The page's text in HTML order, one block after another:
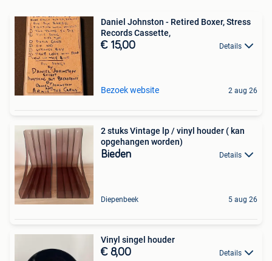
Daniel Johnston - Retired Boxer, Stress
Records Cassette,
€ 15,00 Details
Bezoek website 2 aug 26
2 stuks Vintage lp / vinyl houder ( kan
opgehangen worden)
Bieden Details
Diepenbeek 5 aug 26
Vinyl singel houder
€ 8,00 Details